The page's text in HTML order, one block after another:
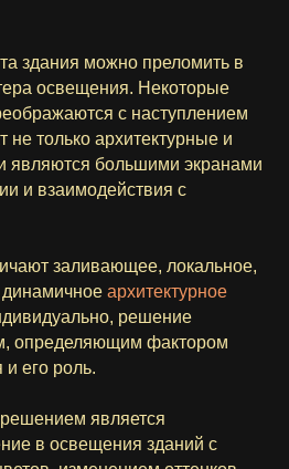
здания можно преломить в
освещения. Некоторые
с наступлением
не только архитектурные и
являются большими экранами
и взаимодействия с
заливающее, локальное,
архитектурное
решение
определяющим фактором
и его роль.
является
в освещения зданий с